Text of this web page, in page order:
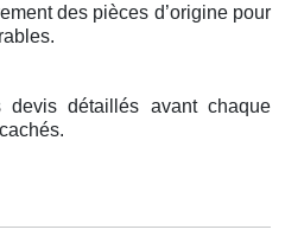
des pièces d’origine pour
devis détaillés avant chaque